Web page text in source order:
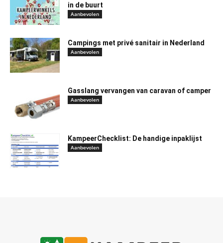
in de buurt
Aanbevolen
Campings met privé sanitair in Nederland
Aanbevolen
Gasslang vervangen van caravan of camper
Aanbevolen
KampeerChecklist: De handige inpaklijst
Aanbevolen